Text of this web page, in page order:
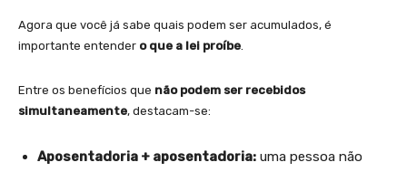
Agora que você já sabe quais podem ser acumulados, é
importante entender o que a lei proíbe.
Entre os benefícios que não podem ser recebidos
simultaneamente, destacam-se:
Aposentadoria + aposentadoria: uma pessoa não